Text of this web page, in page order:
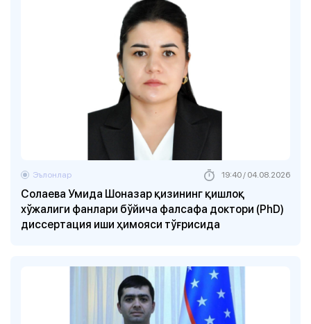
Солаева Умида Шоназар қизининг қишлоқ
хўжалиги фанлари бўйича фалсафа доктори (PhD)
диссертация иши ҳимояси тўғрисида
Эълонлар 19:40 / 04.08.2026